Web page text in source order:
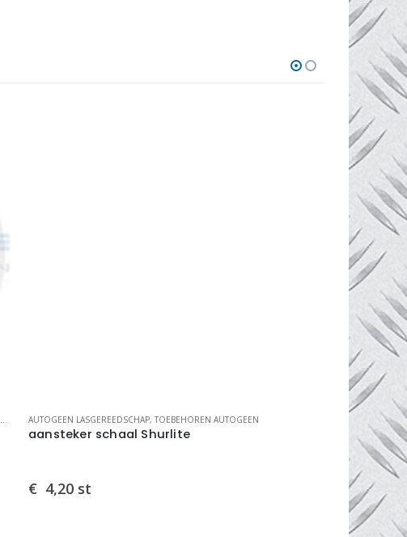
AUTOGEEN LASGEREEDSCHAP, TOEBEHOREN AUTOGEEN
aansteker schaal Shurlite
€ 4,20 st
AUTOGEEN
€ 76,25